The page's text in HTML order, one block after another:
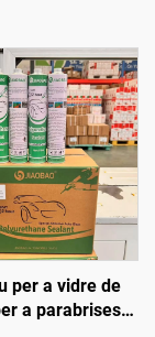
per a vidre de
a parabrises